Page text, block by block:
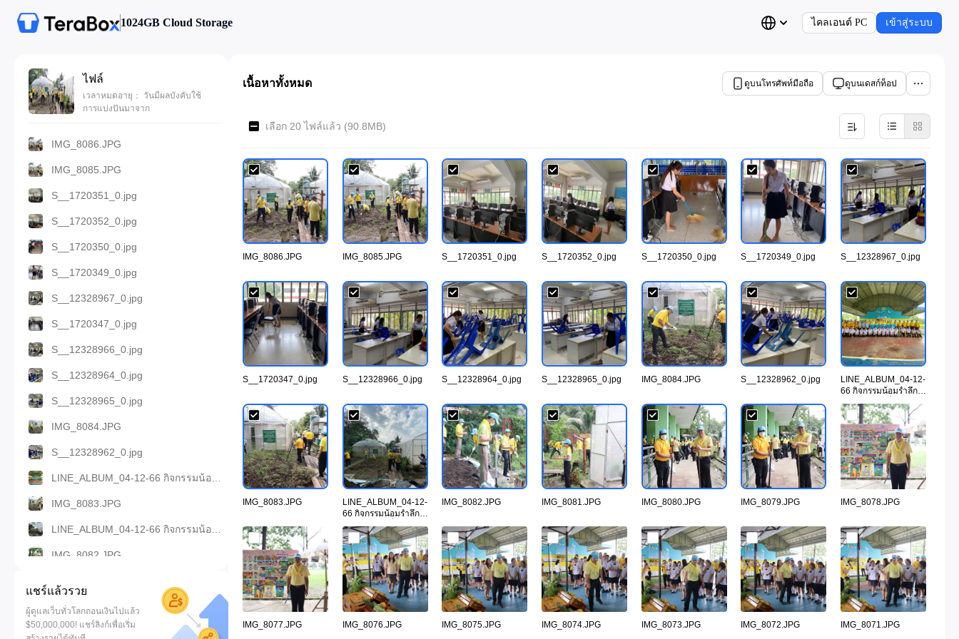
1024GB Cloud Storage ไคลเอนต์ PC เข้าสู่ระบบ
ไฟล์
เวลาหมดอายุ： วันมีผลบังคับใช้
การแบ่งปันมาจาก
IMG_8086.JPG
IMG_8085.JPG
S__1720351_0.jpg
S__1720352_0.jpg
S__1720350_0.jpg
S__1720349_0.jpg
S__12328967_0.jpg
S__1720347_0.jpg
S__12328966_0.jpg
S__12328964_0.jpg
S__12328965_0.jpg
IMG_8084.JPG
S__12328962_0.jpg
IMG_8083.JPG
IMG_8082.JPG
IMG_8080.JPG
IMG_8079.JPG
แชร์แล้วรวย
ผู้ดูแลเว็บทั่วโลกถอนเงินไปแล้ว
$50,000,000! แชร์ลิงก์เพื่อเริ่ม
เนื้อหาทั้งหมด ดูบนโทรศัพท์มือถือ ดูบนเดสก์ท็อป
เลือก 20 ไฟล์แล้ว (90.8MB)
IMG_8086.JPG IMG_8085.JPG S__1720351_0.jpg S__1720352_0.jpg S__1720350_0.jpg S__1720349_0.jpg S__12328967_0.jpg
S__1720347_0.jpg S__12328966_0.jpg S__12328964_0.jpg S__12328965_0.jpg IMG_8084.JPG S__12328962_0.jpg
LINE_ALBUM_04-12-
66 กิจกรรมน้อมรำลึก
และจิตอาสาที่.jpg
IMG_8083.JPG
LINE_ALBUM_04-12-
66 กิจกรรมน้อมรำลึก
และจิตอาสาที่ รร.เ.jpg
IMG_8082.JPG IMG_8081.JPG IMG_8080.JPG IMG_8079.JPG IMG_8078.JPG
IMG_8077.JPG IMG_8076.JPG IMG_8075.JPG IMG_8074.JPG IMG_8073.JPG IMG_8072.JPG IMG_8071.JPG